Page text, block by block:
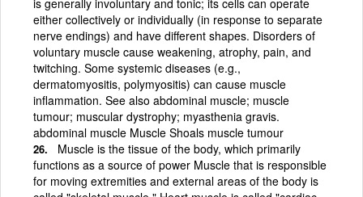
either collectively or individually (in response to separate
nerve endings) and have different shapes. Disorders of
voluntary muscle cause weakening, atrophy, pain, and
twitching. Some systemic diseases (e.g.,
dermatomyositis, polymyositis) can cause muscle
inflammation. See also abdominal muscle; muscle
tumour; muscular dystrophy; myasthenia gravis.
abdominal muscle Muscle Shoals muscle tumour
Muscle is the tissue of the body, which primarily
functions as a source of power Muscle that is responsible
for moving extremities and external areas of the body is